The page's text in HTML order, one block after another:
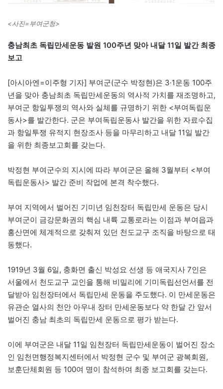
<사진=부여군청>
충남최초 독립만세운동 발원 100주년 맞아 내달 11일 발간 최종
보고
[아시아엔=이주형 기자] 부여군(군수 박정현)은 3·1운동 100주
년을 맞아 충남최초 독립만세운동의 역사적 가치를 재조명하고,
부여군 항일투쟁의 역사와 실체를 규명하기 위한 <부여독립운
동사>를 발간한다. 군은 부여독립운동사 발간을 위한 자료수집
과 항일투쟁 유적지 현장조사 등을 마무리하고 내달 11일 발간
을 위한 최종보고회를 갖는다.
박정현 부여군수의 지시에 따라 부여군은 올해 3월부터 <부여
독립운동사> 발간 준비 작업에 본격 착수했다.
부여 지역에서 벌어진 기미년 임천장터 독립만세 운동은 당시
부여군이 금강문화권의 핵심 내륙 교통로라는 이점과 부여읍과
홍산면에 체계적으로 갖춰져 있던 천도교구 조직을 바탕으로 태
동했다.
1919년 3월 6일, 충화면 출신 박성요 선생 등 애국지사 7인은
서울에서 천도교구 교인을 통해 비밀리에 기미독립선언서를 전
달받아 임천장터에서 독립만세 운동을 주도했다. 이 만세운동은
유관순 열사의 천안 아우내 장터 만세운동보다 약 한달 간 앞서
벌어진 충남 최초의 독립만세 운동으로 평가 받는다.
이에 부여군은 내달 11일 임천장터 독립만세운동이 벌어진 장소
인 임천면행정복지센터에서 박정현 군수 및 부여군 광복회원,
보훈단체회원 등 100여 명이 참석하여 최종 보고회를 갖는다.